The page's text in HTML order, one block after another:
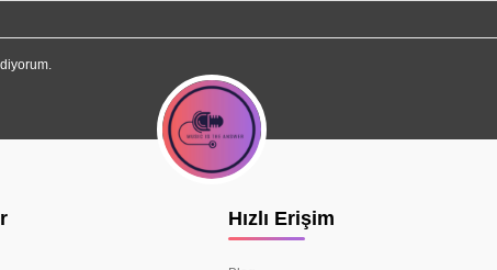
Hızlı Erişim